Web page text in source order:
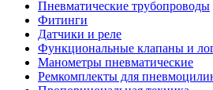
Пневматические трубопроводы
Фитинги
Датчики и реле
Функциональные клапаны и
Манометры пневматические
Ремкомплекты для